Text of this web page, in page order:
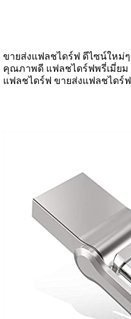
ขายส่งแฟลชไดร์ฟ ดีไซน์ใหม่
คุณภาพดี แฟลชไดร์ฟพรี่เมี่ยม
แฟลชไดร์ฟ ขายส่งแฟลชไดร์